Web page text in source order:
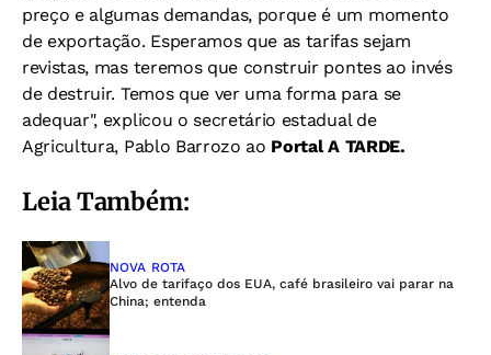
preço e algumas demandas, porque é um momento
de exportação. Esperamos que as tarifas sejam
revistas, mas teremos que construir pontes ao invés
de destruir. Temos que ver uma forma para se
adequar", explicou o secretário estadual de
Agricultura, Pablo Barrozo ao Portal A TARDE.
Leia Também:
NOVA ROTA
Alvo de tarifaço dos EUA, café brasileiro vai parar na
China; entenda